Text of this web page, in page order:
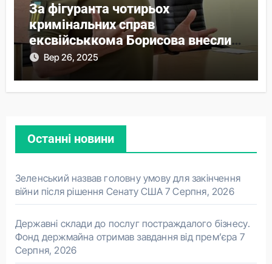
За фігуранта чотирьох
кримінальних справ
ексвійськкома Борисова внесли
понад 44 млн застави
Вер 26, 2025
Останні новини
Зеленський назвав головну умову для закінчення
війни після рішення Сенату США 7 Серпня, 2026
Державні склади до послуг постраждалого бізнесу.
Фонд держмайна отримав завдання від прем’єра 7
Серпня, 2026